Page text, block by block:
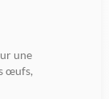
une
œufs,